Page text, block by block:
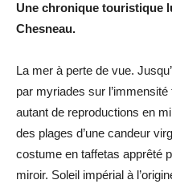
Une chronique touristique
Chesneau.
La mer à perte de vue.
par myriades sur
autant de reproductions en
des plages d’une candeur
costume en taffetas apprêté
miroir. Soleil impérial à